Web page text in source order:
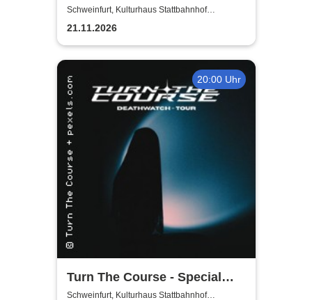
Guns N' Roses
Schweinfurt, Kulturhaus Stattbahnhof
Schweinfurt
21.11.2026
20:00 Uhr
Turn The Course - Special
Guests - Dieversity + Spitter
Schweinfurt, Kulturhaus Stattbahnhof